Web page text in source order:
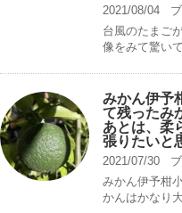
2021/08/04
台風のたまご
像をみて驚い
みかん伊予
て残ったみ
あとは、柔
張りたいと
2021/07/30
みかん伊予柑
かんはかなり